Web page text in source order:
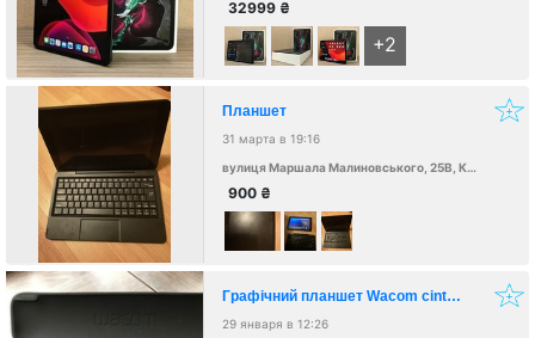
32999 ₴
+2
Планшет
31 марта в 19:16
вулиця Маршала Малиновського, 25В, Київ, Украина, 02000
900 ₴
Графічний планшет Wacom cintiq 13HD
29 января в 12:26